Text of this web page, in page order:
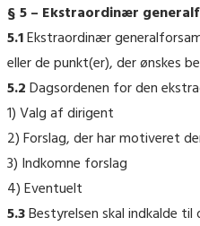
§ 5 – Ekstraordinær
5.1Ekstraordinær
eller de punkt(er), der ønskes
5.2Dagsordenen for den
1) Valg af dirigent
2) Forslag, der har motiveret
3) Indkomne forslag
4) Eventuelt
5.3Bestyrelsen skal indkalde